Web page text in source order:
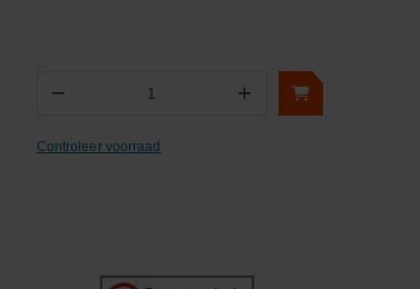
− +
Controleer voorraad